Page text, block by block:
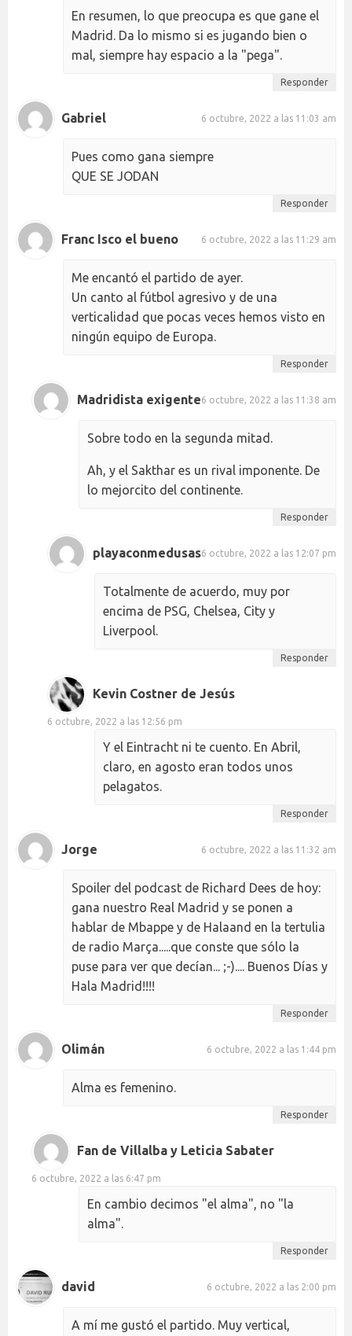
En resumen, lo que preocupa es que gane el
Madrid. Da lo mismo si es jugando bien o
mal, siempre hay espacio a la "pega".
Responder
Gabriel 6 octubre, 2022 a las 11:03 am
Pues como gana siempre
QUE SE JODAN
Responder
Franc Isco el bueno 6 octubre, 2022 a las 11:29 am
Me encantó el partido de ayer.
Un canto al fútbol agresivo y de una
verticalidad que pocas veces hemos visto en
ningún equipo de Europa.
Responder
Madridista exigente6 octubre, 2022 a las 11:38 am
Sobre todo en la segunda mitad.
Ah, y el Sakthar es un rival imponente. De
lo mejorcito del continente.
Responder
playaconmedusas6 octubre, 2022 a las 12:07 pm
Totalmente de acuerdo, muy por
encima de PSG, Chelsea, City y
Liverpool.
Responder
Kevin Costner de Jesús
6 octubre, 2022 a las 12:56 pm
Y el Eintracht ni te cuento. En Abril,
claro, en agosto eran todos unos
pelagatos.
Responder
Jorge 6 octubre, 2022 a las 11:32 am
Spoiler del podcast de Richard Dees de hoy:
gana nuestro Real Madrid y se ponen a
hablar de Mbappe y de Halaand en la tertulia
de radio Marça.....que conste que sólo la
puse para ver que decían... ;-).... Buenos Días y
Hala Madrid!!!!
Responder
Olimán 6 octubre, 2022 a las 1:44 pm
Alma es femenino.
Responder
Fan de Villalba y Leticia Sabater
6 octubre, 2022 a las 6:47 pm
En cambio decimos "el alma", no "la
alma".
Responder
david 6 octubre, 2022 a las 2:00 pm
A mí me gustó el partido. Muy vertical,